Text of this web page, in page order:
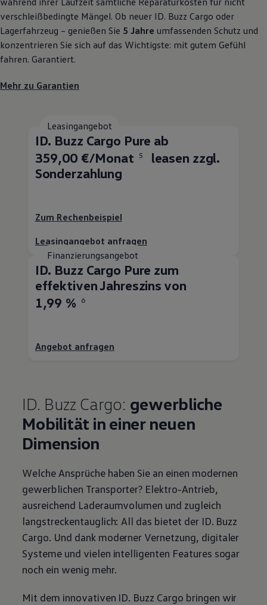
verschleißbedingte Mängel. Ob neuer ID. Buzz Cargo oder
Lagerfahrzeug – genießen Sie 5 Jahre umfassenden Schutz und
konzentrieren Sie sich auf das Wichtigste: mit gutem Gefühl
fahren. Garantiert.
Mehr zu Garantien
Leasingangebot
ID. Buzz Cargo Pure ab
359,00 €/Monat
5
leasen zzgl.
Sonderzahlung
Zum Rechenbeispiel
Leasingangebot anfragen
Finanzierungsangebot
ID. Buzz Cargo Pure zum
effektiven Jahreszins von
1,99 %
6
Angebot anfragen
ID. Buzz Cargo: gewerbliche
Mobilität in einer neuen
Dimension
Welche Ansprüche haben Sie an einen modernen
gewerblichen Transporter? Elektro-Antrieb,
ausreichend Laderaumvolumen und zugleich
langstreckentauglich: All das bietet der ID. Buzz
Cargo. Und dank moderner Vernetzung, digitaler
Systeme und vielen intelligenten Features sogar
noch ein wenig mehr.
Mit dem innovativen ID. Buzz Cargo bringen wir